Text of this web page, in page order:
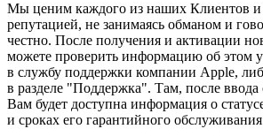
Мы ценим каждого из наших Клиентов и
репутацией, не занимаясь обманом и
честно. После получения и активации
можете проверить информацию об этом
в службу поддержки компании Apple,
в разделе "Поддержка". Там, после ввода
Вам будет доступна информация о
и сроках его гарантийного